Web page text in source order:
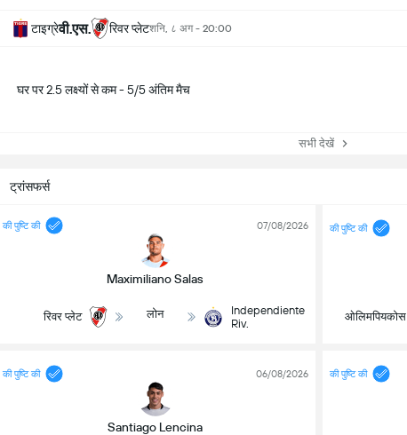
टाइग्रेवी.एस. रिवर प्लेटशनि, ८ अग - 20:00
घर पर 2.5 लक्ष्यों से कम - 5/5 अंतिम मैच
सभी देखें
ट्रांसफर्स
की पुष्टि की
Maximiliano Salas
07/08/2026
रिवर प्लेट लोन
Independiente
Riv.
की पुष्टि की
ओलिमपियकोस
की पुष्टि की
Santiago Lencina
06/08/2026 की पुष्टि की